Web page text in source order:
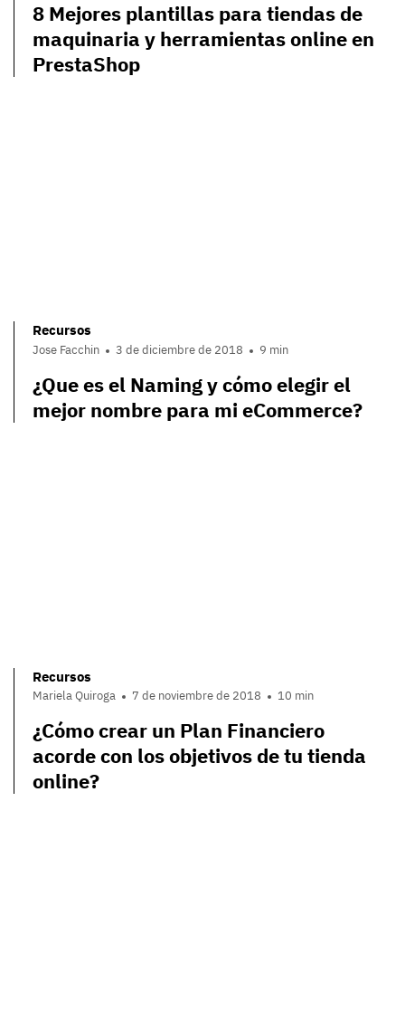
8 Mejores plantillas para tiendas de
maquinaria y herramientas online en
PrestaShop
Recursos
Jose Facchin 3 de diciembre de 2018 9 min
¿Que es el Naming y cómo elegir el
mejor nombre para mi eCommerce?
Recursos
Mariela Quiroga 7 de noviembre de 2018 10 min
¿Cómo crear un Plan Financiero
acorde con los objetivos de tu tienda
online?